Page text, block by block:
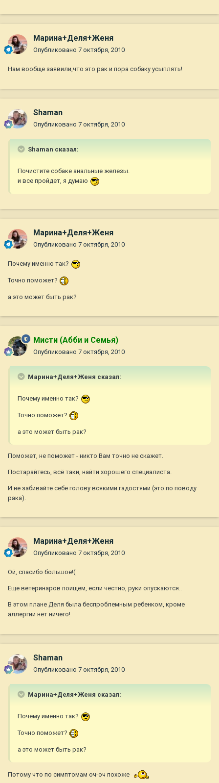
Марина+Деля+Женя
Опубликовано 7 октября, 2010
Нам вообще заявили,что это рак и пора собаку усыплять!
Shaman
Опубликовано 7 октября, 2010
Shaman сказал:
Почистите собаке анальные железы.
и все пройдет, я думаю
Марина+Деля+Женя
Опубликовано 7 октября, 2010
Почему именно так?
Точно поможет?
а это может быть рак?
Мисти (Абби и Семья)
Опубликовано 7 октября, 2010
Марина+Деля+Женя сказал:
Почему именно так?
Точно поможет?
а это может быть рак?
Поможет, не поможет - никто Вам точно не скажет.
Постарайтесь, всё таки, найти хорошего специалиста.
И не забивайте себе голову всякими гадостями (это по поводу
рака).
Марина+Деля+Женя
Опубликовано 7 октября, 2010
Ой, спасибо большое!(
Еще ветеринаров поищем, если честно, руки опускаются..
В этом плане Деля была беспроблемным ребенком, кроме
аллергии нет ничего!
Shaman
Опубликовано 7 октября, 2010
Марина+Деля+Женя сказал:
Почему именно так?
Точно поможет?
а это может быть рак?
Потому что по симптомам оч-оч похоже